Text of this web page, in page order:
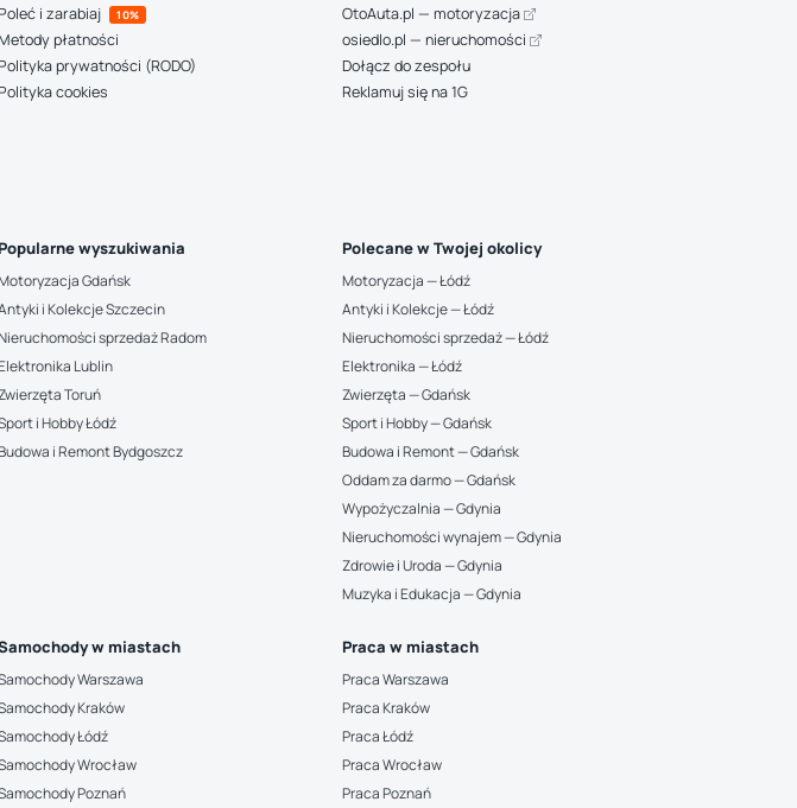
i zarabiaj 10%
płatności
prywatności (RODO)
cookies
OtoAuta.pl — motoryzacja
osiedlo.pl — nieruchomości
Dołącz do zespołu
Reklamuj się na 1G
Popularne wyszukiwania
Gdańsk
i Kolekcje Szczecin
sprzedaż Radom
Lublin
Toruń
i Hobby Łódź
i Remont Bydgoszcz
Polecane w Twojej okolicy
Motoryzacja — Łódź
Antyki i Kolekcje — Łódź
Nieruchomości sprzedaż — Łódź
Elektronika — Łódź
Zwierzęta — Gdańsk
Sport i Hobby — Gdańsk
Budowa i Remont — Gdańsk
Oddam za darmo — Gdańsk
Wypożyczalnia — Gdynia
Nieruchomości wynajem — Gdynia
Zdrowie i Uroda — Gdynia
Muzyka i Edukacja — Gdynia
w miastach
Warszawa
Kraków
Łódź
Wrocław
Poznań
Praca w miastach
Praca Warszawa
Praca Kraków
Praca Łódź
Praca Wrocław
Praca Poznań